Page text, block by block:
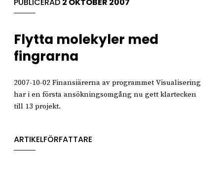
Flytta molekyler med
fingrarna
2007-10-02 Finansiärerna av programmet Visualisering
har i en första ansökningsomgång nu gett klartecken
till 13 projekt.
ARTIKELFÖRFATTARE